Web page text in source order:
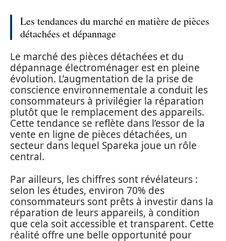
Les tendances du marché en matière de pièces
détachées et dépannage
Le marché des pièces détachées et du
dépannage électroménager est en pleine
évolution. L’augmentation de la prise de
conscience environnementale a conduit les
consommateurs à privilégier la réparation
plutôt que le remplacement des appareils.
Cette tendance se reflète dans l’essor de la
vente en ligne de pièces détachées, un
secteur dans lequel Spareka joue un rôle
central.
Par ailleurs, les chiffres sont révélateurs :
selon les études, environ 70% des
consommateurs sont prêts à investir dans la
réparation de leurs appareils, à condition
que cela soit accessible et transparent. Cette
réalité offre une belle opportunité pour